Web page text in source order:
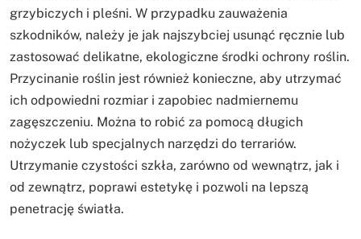
grzybiczych i pleśni. W przypadku zauważenia
szkodników, należy je jak najszybciej usunąć ręcznie lub
zastosować delikatne, ekologiczne środki ochrony roślin.
Przycinanie roślin jest również konieczne, aby utrzymać
ich odpowiedni rozmiar i zapobiec nadmiernemu
zagęszczeniu. Można to robić za pomocą długich
nożyczek lub specjalnych narzędzi do terrariów.
Utrzymanie czystości szkła, zarówno od wewnątrz, jak i
od zewnątrz, poprawi estetykę i pozwoli na lepszą
penetrację światła.